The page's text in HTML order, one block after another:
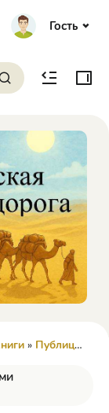
Гость
» Публицистика